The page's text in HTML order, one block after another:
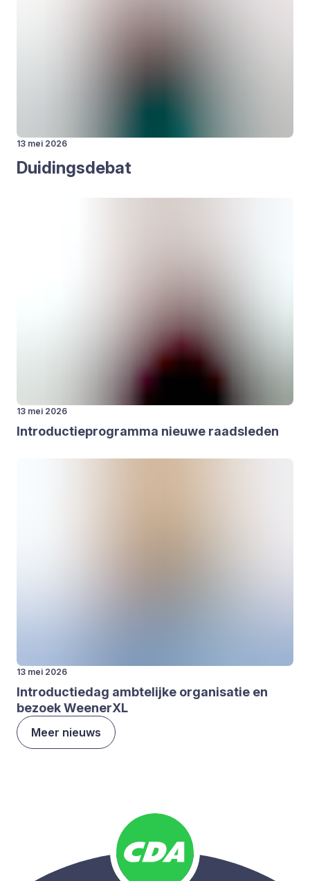
13 mei 2026
Dui­dings­de­bat
13 mei 2026
Intro­duc­tie­pro­gram­ma nieu­we raads­le­den
13 mei 2026
Intro­duc­tie­dag amb­te­lij­ke orga­ni­sa­tie en
bezoek Ween­er­XL
Meer nieuws